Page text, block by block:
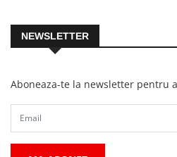
NEWSLETTER
Aboneaza-te la newsletter pentru